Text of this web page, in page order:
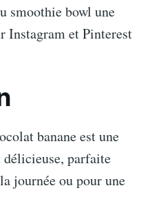
smoothie bowl une
Instagram et Pinterest
banane est une
délicieuse, parfaite
journée ou pour une